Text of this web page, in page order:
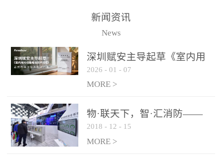
火灾隐患多。一旦发生火
传统的火灾关测器无法被
及时缺发，不能及早发现
和有效扑救火火，这不仅
力和闲难，同时也将造成
巨大的经济损失和社会影
响，基至还会造成人员伤
亡。图像型火灾探测器正
警领域三十多年技术积累
和工程实践的结晶。
新闻资讯
News
深圳赋安主导起草《室内用
光动能电池技术规程》 正式
布局光伏新能源产业
2026 - 01 - 07
MORE >
物·联天下，智·汇消防——
赋安F&S 2018上海消防展圆
满落幕
2018 - 12 - 15
MORE >